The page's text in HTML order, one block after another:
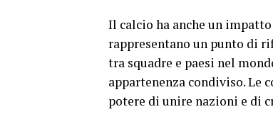
Il calcio ha anche un
rappresentano un punto di
tra squadre e paesi nel
appartenenza condiviso. Le
potere di unire nazioni e di